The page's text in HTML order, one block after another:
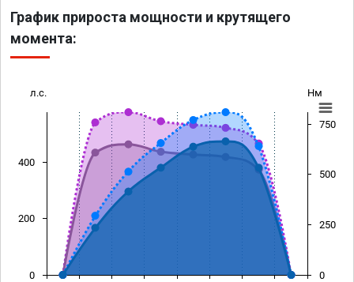
График прироста мощности и крутящего
момента:
л.с. Нм
0
200
400
0
250
500
750